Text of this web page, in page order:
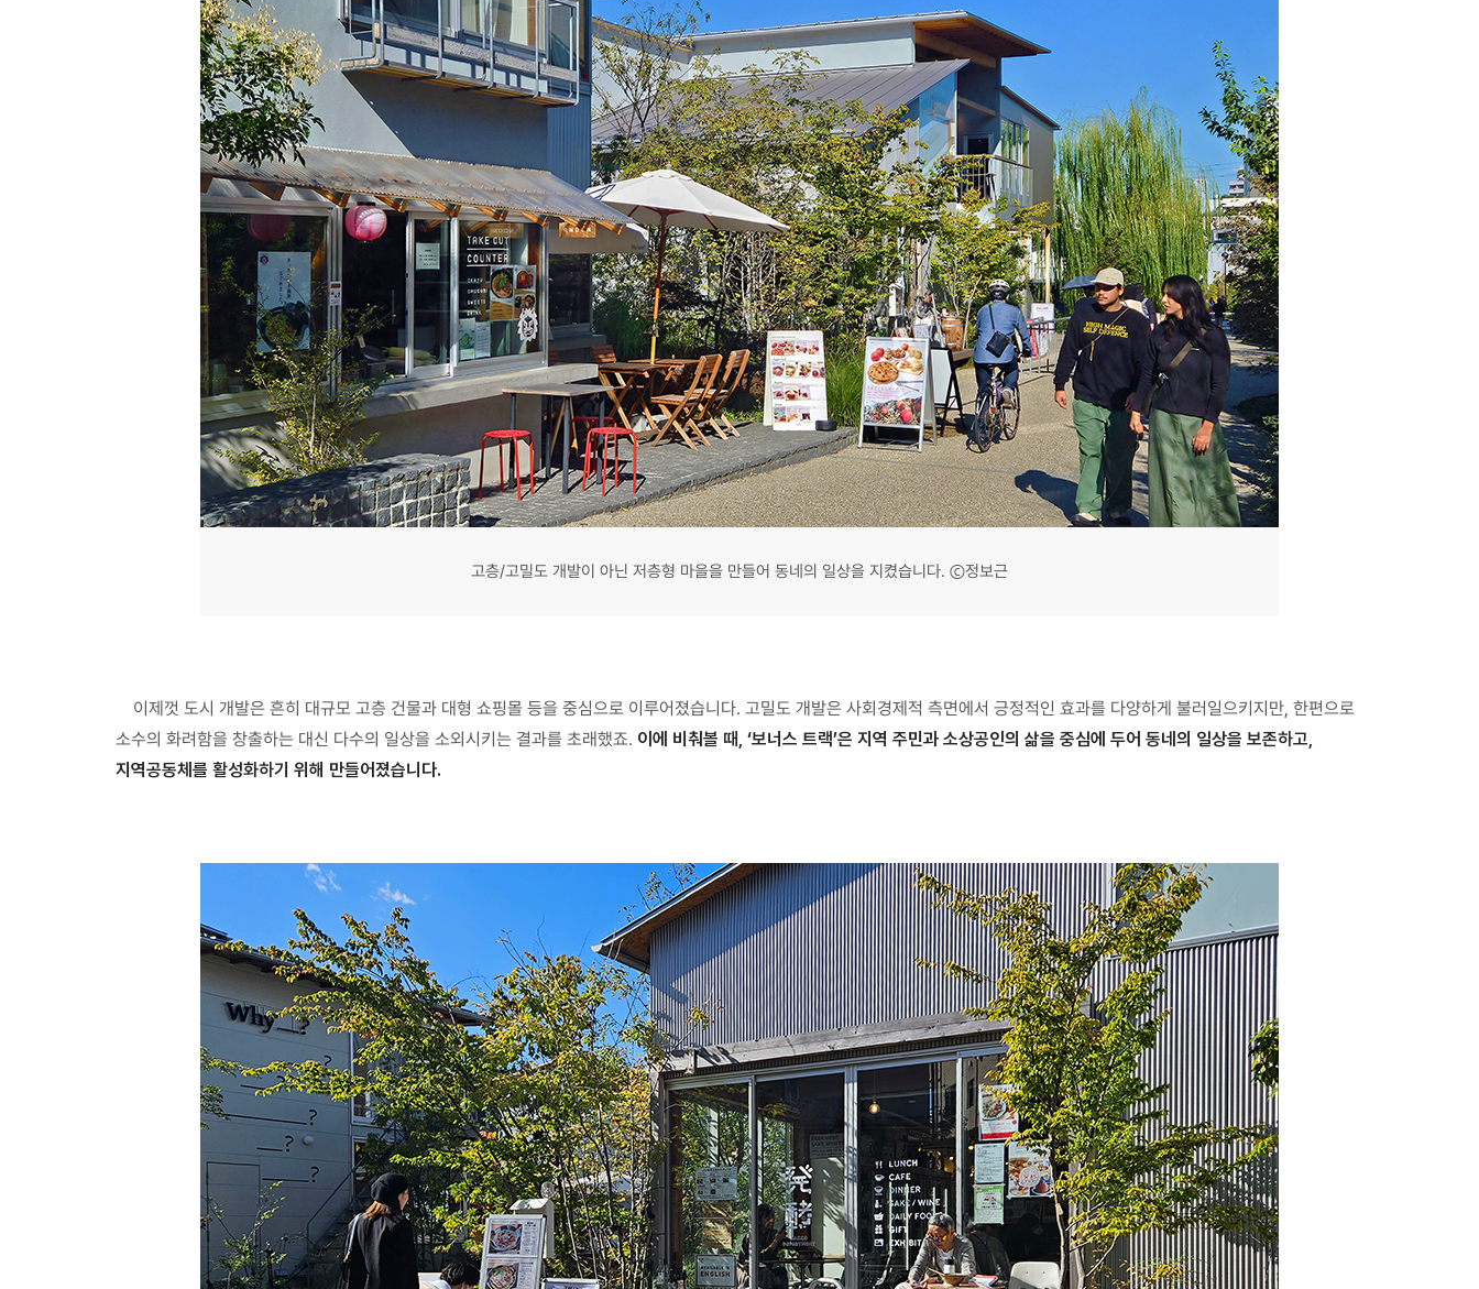
고층/고밀도 개발이 아닌 저층형 마을을 만들어 동네의 일상을 지켰습니다. ⓒ정보근
이제껏 도시 개발은 흔히 대규모 고층 건물과 대형 쇼핑몰 등을 중심으로 이루어졌습니다. 고밀도 개발은 사회경제적 측면에서 긍정적인 효과를 다양하게 불러일으키지만, 한편으로
소수의 화려함을 창출하는 대신 다수의 일상을 소외시키는 결과를 초래했죠. 이에 비춰볼 때, ‘보너스 트랙’은 지역 주민과 소상공인의 삶을 중심에 두어 동네의 일상을 보존하고,
지역공동체를 활성화하기 위해 만들어졌습니다.